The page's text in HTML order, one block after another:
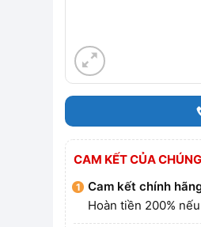
CAM KẾT CỦA
Cam kết chính
Hoàn tiền 200%